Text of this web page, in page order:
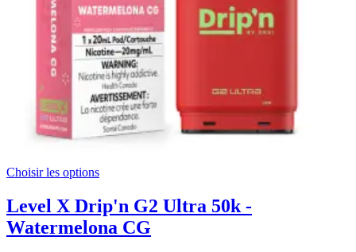
Choisir les options
Level X Drip'n G2 Ultra 50k -
Watermelona CG